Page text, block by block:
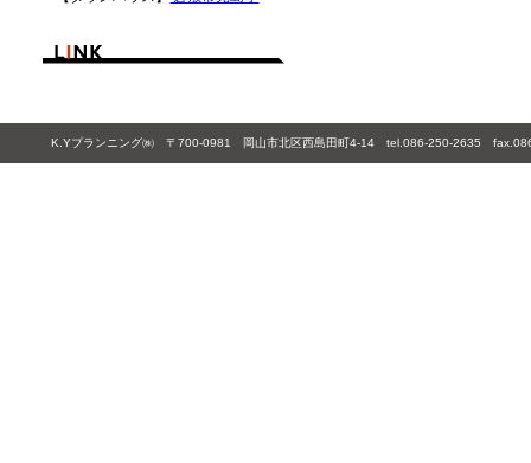
K.Yプランニング㈱ 〒700-0981 岡山市北区西島田町4-14 tel.086-250-2635